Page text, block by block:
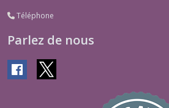
Téléphone
Parlez de nous